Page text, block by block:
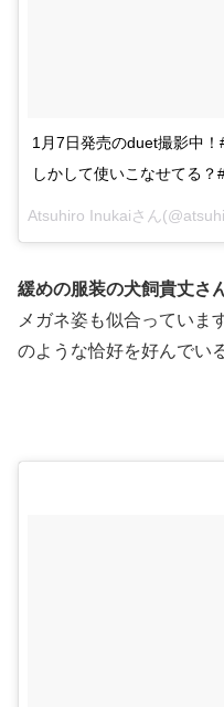
1月7日発売のduet撮影中
しかして使いこなせてる
緩めの服装の犬飼貴丈さ
メガネ姿も似合っていま
のような恰好を好んでい